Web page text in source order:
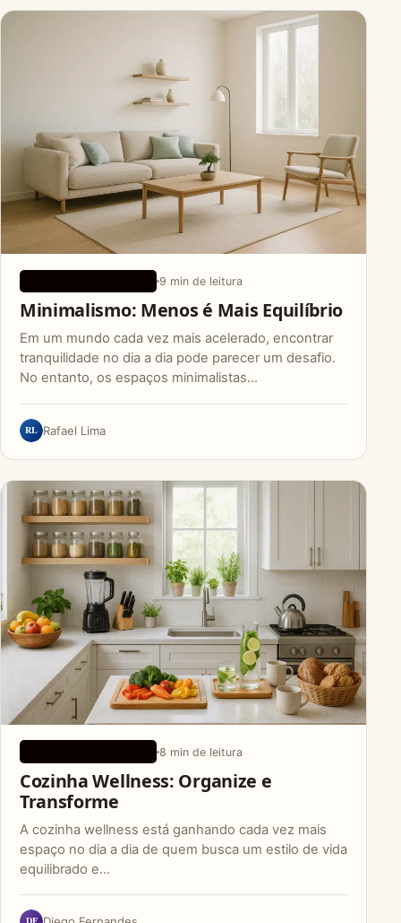
9 min de leitura
Minimalismo: Menos é Mais Equilíbrio
Em um mundo cada vez mais acelerado, encontrar
tranquilidade no dia a dia pode parecer um desafio.
No entanto, os espaços minimalistas…
RL Rafael Lima
8 min de leitura
Cozinha Wellness: Organize e
Transforme
A cozinha wellness está ganhando cada vez mais
espaço no dia a dia de quem busca um estilo de vida
equilibrado e…